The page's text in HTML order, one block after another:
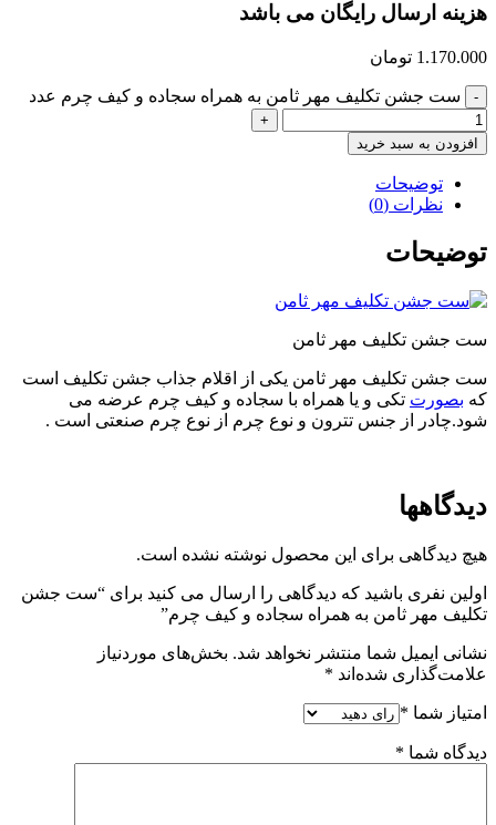
هزینه ارسال رایگان می باشد
1.170.000 تومان
ست جشن تکلیف مهر ثامن به همراه سجاده و کیف چرم عدد
افزودن به سبد خرید
توضیحات
نظرات (0)
توضیحات
ست جشن تکلیف مهر ثامن
ست جشن تکلیف مهر ثامن یکی از اقلام جذاب جشن تکلیف است
که بصورت تکی و یا همراه با سجاده و کیف چرم عرضه می
شود.چادر از جنس تترون و نوع چرم از نوع چرم صنعتی است .
دیدگاهها
هیچ دیدگاهی برای این محصول نوشته نشده است.
اولین نفری باشید که دیدگاهی را ارسال می کنید برای “ست جشن
تکلیف مهر ثامن به همراه سجاده و کیف چرم”
نشانی ایمیل شما منتشر نخواهد شد. بخش‌های موردنیاز
علامت‌گذاری شده‌اند *
امتیاز شما *
دیدگاه شما *